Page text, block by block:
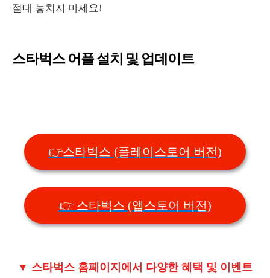
절대 놓치지 마세요!
스타벅스 어플 설치 및 업데이트
👉스타벅스 (플레이스토어 버전)
👉 스타벅스 (앱스토어 버전)
▼ 스타벅스 홈페이지에서 다양한 혜택 및 이벤트